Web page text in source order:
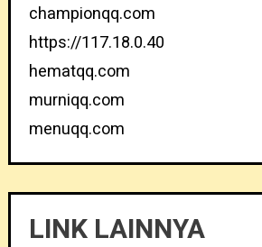
championqq.com
https://117.18.0.40
hematqq.com
murniqq.com
menuqq.com
LINK LAINNYA